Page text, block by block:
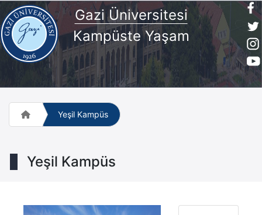
Gazi Üniversitesi
Kampüste Yaşam
Yeşil Kampüs
Yeşil Kampüs